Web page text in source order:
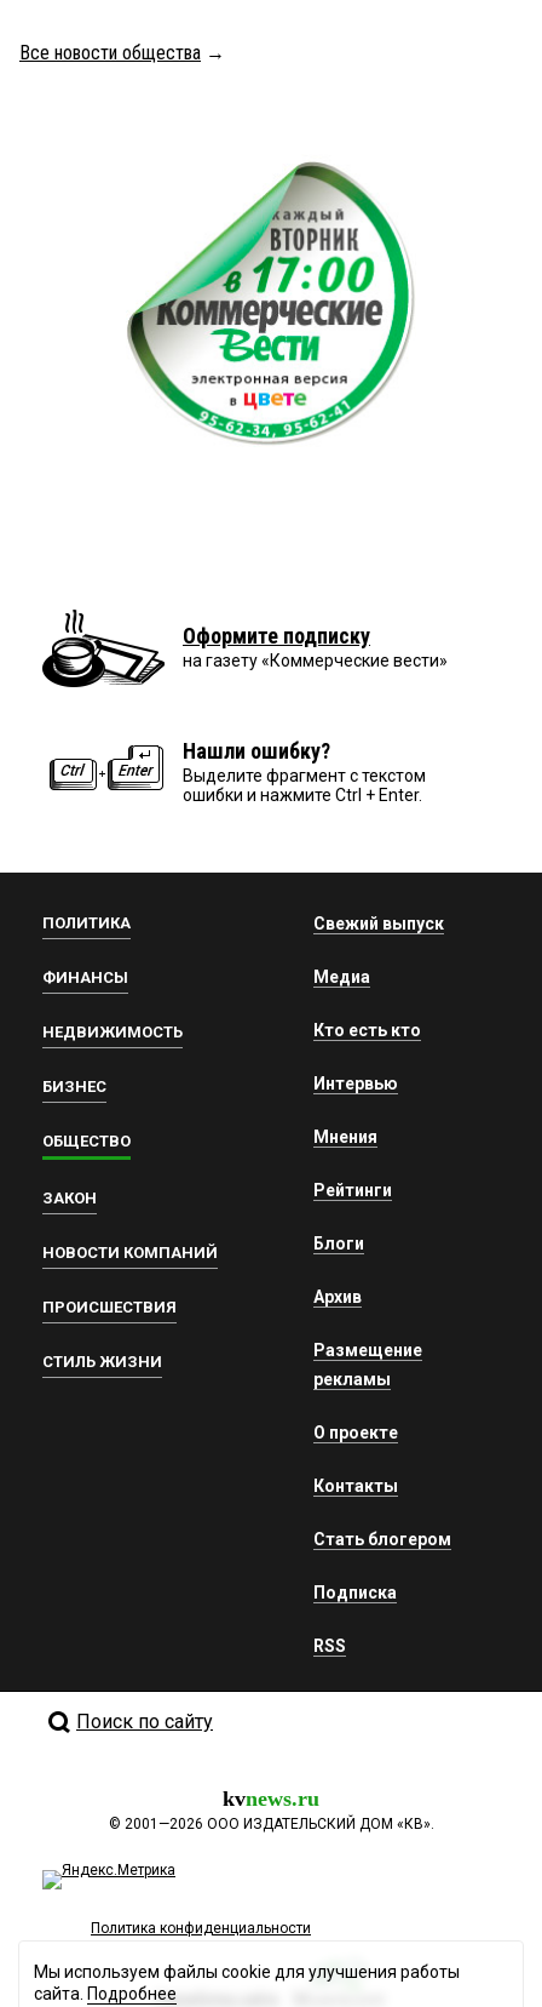
Все новости общества →
Оформите подписку
на газету «Коммерческие вести»
Нашли ошибку?
Выделите фрагмент с текстом
ошибки и нажмите Ctrl + Enter.
ПОЛИТИКА
ФИНАНСЫ
НЕДВИЖИМОСТЬ
БИЗНЕС
ОБЩЕСТВО
ЗАКОН
НОВОСТИ КОМПАНИЙ
ПРОИСШЕСТВИЯ
СТИЛЬ ЖИЗНИ
Свежий выпуск
Медиа
Кто есть кто
Интервью
Мнения
Рейтинги
Блоги
Архив
Размещение
рекламы
О проекте
Контакты
Стать блогером
Подписка
RSS
Поиск по сайту
kvnews.ru
© 2001—2026 ООО ИЗДАТЕЛЬСКИЙ ДОМ «КВ».
Политика конфиденциальности
Разработка сайта
Мы используем файлы cookie для улучшения работы
сайта. Подробнее